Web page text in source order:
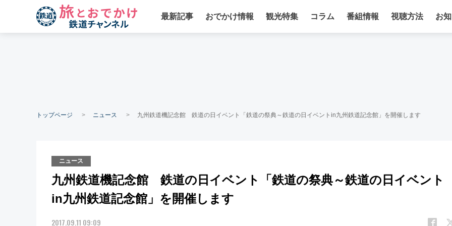
最新記事 おでかけ情報 観光特集 コラム 番組情報 視聴方法 お
トップページ ニュース 九州鉄道機記念館 鉄道の日イベント「鉄道の祭典～鉄道の日イベントin九州鉄道記念館」を開催します
ニュース
九州鉄道機記念館 鉄道の日イベント「鉄道の祭典～鉄道の日イベント
in九州鉄道記念館」を開催します
2017.09.11 09:09